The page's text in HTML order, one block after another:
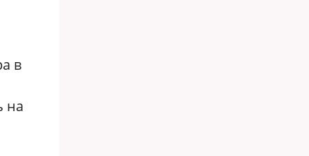
в
на